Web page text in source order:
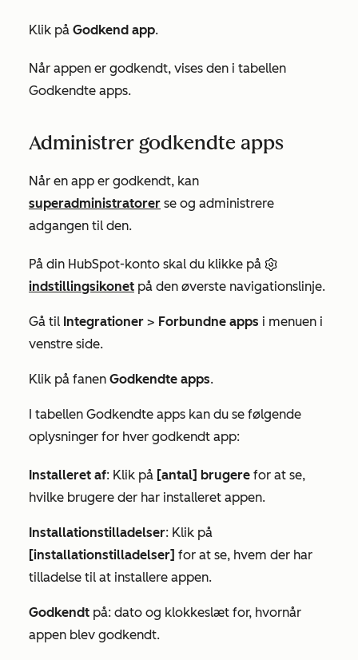
Klik på Godkend app.
Når appen er godkendt, vises den i tabellen
Godkendte apps.
Administrer godkendte apps
Når en app er godkendt, kan
superadministratorer se og administrere
adgangen til den.
På din HubSpot-konto skal du klikke på
indstillingsikonet på den øverste navigationslinje.
Gå til Integrationer > Forbundne apps i menuen i
venstre side.
Klik på fanen Godkendte apps.
I tabellen Godkendte apps kan du se følgende
oplysninger for hver godkendt app:
Installeret af: Klik på [antal] brugere for at se,
hvilke brugere der har installeret appen.
Installationstilladelser: Klik på
[installationstilladelser] for at se, hvem der har
tilladelse til at installere appen.
Godkendt på: dato og klokkeslæt for, hvornår
appen blev godkendt.